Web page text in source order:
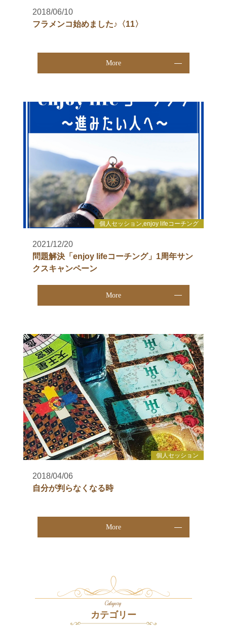
2018/06/10
フラメンコ始めました♪〈11〉
More
個人セッション,enjoy lifeコーチング
2021/12/20
問題解決「enjoy lifeコーチング」1周年サン
クスキャンペーン
More
個人セッション
2018/04/06
自分が判らなくなる時
More
Category
カテゴリー